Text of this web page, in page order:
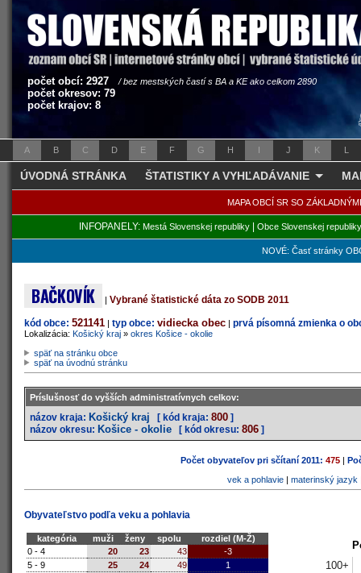
počet obcí: 2927 / bez mestských častí s BA a KE ako celkom 2890
počet okresov: 79
počet krajov: 8
A B C D E F G H I J K L
ÚVODNÁ STRÁNKA ŠTATISTIKY A VYHĽADÁVANIE
MAPA OBCÍ SR SO
INFOPANELY: Mestá Slovenskej republiky| Obce Slovenskej republiky
NOVÉ: Časť stránky
BAČKOVÍK |Vybrané štatistické dáta zo SODB 2011
kód obce: 521141 | typ obce: vidiecka obec | prvá písomná zmienka o
Lokalizácia: Košický kraj » okres Košice - okolie
späť na stránku obce
späť na úvodnú stránku
Príslušnosť do vyšších administratívnych celkov:
názov kraja: Košický kraj [ kód kraja: 800 ]
názov okresu: Košice - okolie [ kód okresu: 806 ]
Počet obyvateľov pri sčítaní 2011: 475 |
vek a pohlavie| materinský jazyk
Obyvateľstvo podľa veku a pohlavia
kategória muži ženy spolu
rozdiel (M-Ž)
0 - 4
20 23 43
-3
5 - 9
25 24 49
1
100+